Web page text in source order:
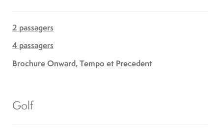
2 passagers
4 passagers
Brochure Onward, Tempo et Precedent
Golf